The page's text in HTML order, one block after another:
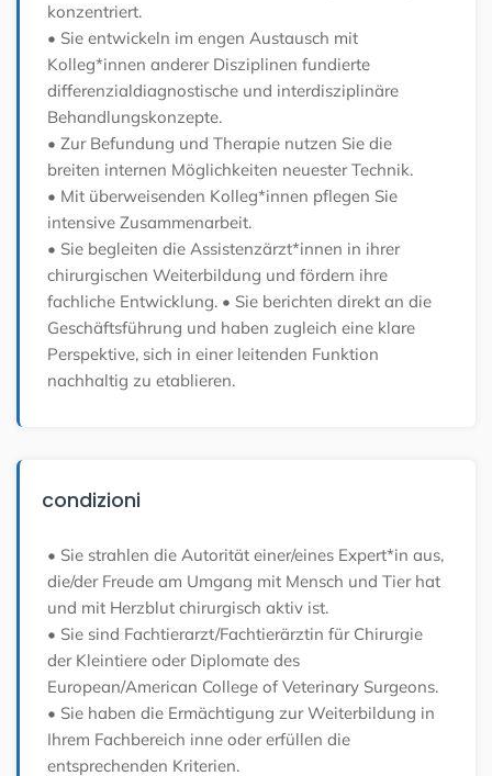
konzentriert.
• Sie entwickeln im engen Austausch mit
Kolleg*innen anderer Disziplinen fundierte
differenzialdiagnostische und interdisziplinäre
Behandlungskonzepte.
• Zur Befundung und Therapie nutzen Sie die
breiten internen Möglichkeiten neuester Technik.
• Mit überweisenden Kolleg*innen pflegen Sie
intensive Zusammenarbeit.
• Sie begleiten die Assistenzärzt*innen in ihrer
chirurgischen Weiterbildung und fördern ihre
fachliche Entwicklung. • Sie berichten direkt an die
Geschäftsführung und haben zugleich eine klare
Perspektive, sich in einer leitenden Funktion
nachhaltig zu etablieren.
condizioni
• Sie strahlen die Autorität einer/eines Expert*in aus,
die/der Freude am Umgang mit Mensch und Tier hat
und mit Herzblut chirurgisch aktiv ist.
• Sie sind Fachtierarzt/Fachtierärztin für Chirurgie
der Kleintiere oder Diplomate des
European/American College of Veterinary Surgeons.
• Sie haben die Ermächtigung zur Weiterbildung in
Ihrem Fachbereich inne oder erfüllen die
entsprechenden Kriterien.